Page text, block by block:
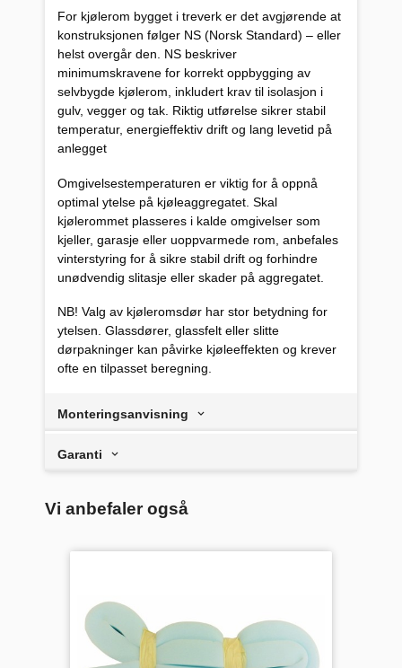
For kjølerom bygget i treverk er det avgjørende at
konstruksjonen følger NS (Norsk Standard) – eller
helst overgår den. NS beskriver
minimumskravene for korrekt oppbygging av
selvbygde kjølerom, inkludert krav til isolasjon i
gulv, vegger og tak. Riktig utførelse sikrer stabil
temperatur, energieffektiv drift og lang levetid på
anlegget
Omgivelsestemperaturen er viktig for å oppnå
optimal ytelse på kjøleaggregatet. Skal
kjølerommet plasseres i kalde omgivelser som
kjeller, garasje eller uoppvarmede rom, anbefales
vinterstyring for å sikre stabil drift og forhindre
unødvendig slitasje eller skader på aggregatet.
NB! Valg av kjøleromsdør har stor betydning for
ytelsen. Glassdører, glassfelt eller slitte
dørpakninger kan påvirke kjøleeffekten og krever
ofte en tilpasset beregning.
Monteringsanvisning
Garanti
Vi anbefaler også